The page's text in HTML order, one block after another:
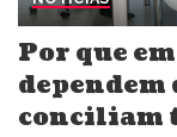
Por que
dependem
conciliam